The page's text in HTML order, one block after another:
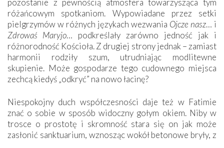
różańcowym spotkaniom. Wypowiadane przez setki
pielgrzymów w różnych językach wezwania Ojcze nasz… i
Zdrowaś Maryjo… podkreślały zarówno jedność jak i
różnorodność Kościoła. Z drugiej strony jednak – zamiast
harmonii rodziły szum, utrudniając modlitewne
skupienie. Może gospodarze tego cudownego miejsca
zechcą kiedyś „odkryć” na nowo łacinę?
Niespokojny duch współczesności daje też w Fatimie
znać o sobie w sposób widoczny gołym okiem. Niby w
trosce o prostotę i skromność stara się on jak może
zasłonić sanktuarium, wznosząc wokół betonowe bryły, z